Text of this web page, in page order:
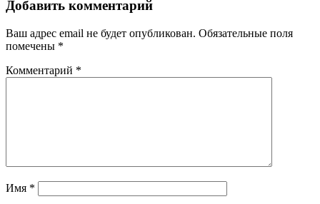
Добавить комментарий
Ваш адрес email не будет опубликован. Обязательные поля
помечены *
Комментарий *
Имя *